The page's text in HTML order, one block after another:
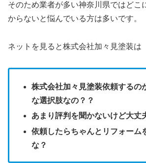
そのため業者が多い神奈川県ではどこ
からないと悩んでいる方は多いです。
ネットを見ると株式会社加々見塗装は
株式会社加々見塗装依頼するの
な選択肢なの？？
あまり評判を聞かないけど大丈
依頼したらちゃんとリフォーム
な？